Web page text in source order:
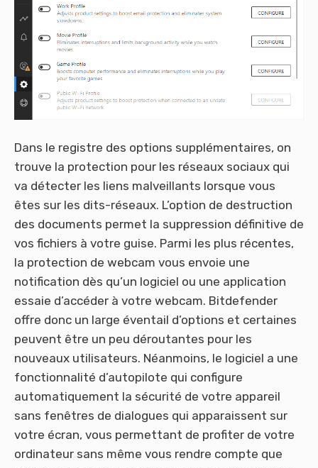
Dans le registre des options supplémentaires, on
trouve la protection pour les réseaux sociaux qui
va détecter les liens malveillants lorsque vous
êtes sur les dits-réseaux. L’option de destruction
des documents permet la suppression définitive de
vos fichiers à votre guise. Parmi les plus récentes,
la protection de webcam vous envoie une
notification dès qu’un logiciel ou une application
essaie d’accéder à votre webcam. Bitdefender
offre donc un large éventail d’options et certaines
peuvent être un peu déroutantes pour les
nouveaux utilisateurs. Néanmoins, le logiciel a une
fonctionnalité d’autopilote qui configure
automatiquement la sécurité de votre appareil
sans fenêtres de dialogues qui apparaissent sur
votre écran, vous permettant de profiter de votre
ordinateur sans même vous rendre compte que